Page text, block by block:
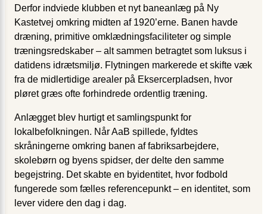
Derfor indviede klubben et nyt baneanlæg på Ny
Kastetvej omkring midten af 1920’erne. Banen havde
dræning, primitive omklædningsfaciliteter og simple
træningsredskaber – alt sammen betragtet som luksus i
datidens idrætsmiljø. Flytningen markerede et skifte væk
fra de midlertidige arealer på Eksercerpladsen, hvor
pløret græs ofte forhindrede ordentlig træning.
Anlægget blev hurtigt et samlingspunkt for
lokalbefolkningen. Når AaB spillede, fyldtes
skråningerne omkring banen af fabriksarbejdere,
skolebørn og byens spidser, der delte den samme
begejstring. Det skabte en byidentitet, hvor fodbold
fungerede som fælles referencepunkt – en identitet, som
lever videre den dag i dag.